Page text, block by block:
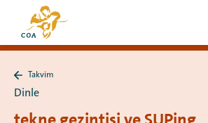
Doğrudan
içeriğe
git
MyCOA
ana
sayfasına
sayfasına
dön
Takvim
Dinle